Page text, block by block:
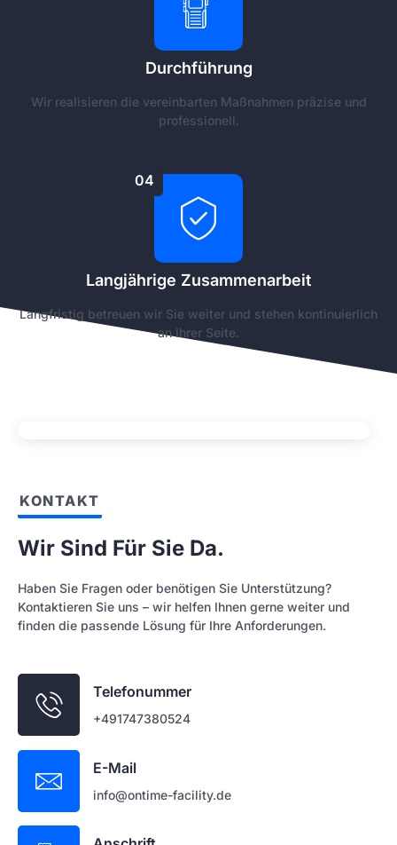
Durchführung
Wir realisieren die vereinbarten Maßnahmen präzise und
professionell.
04
Langjährige Zusammenarbeit
Langfristig betreuen wir Sie weiter und stehen kontinuierlich
an Ihrer Seite.
KONTAKT
Wir Sind Für Sie Da.
Haben Sie Fragen oder benötigen Sie Unterstützung?
Kontaktieren Sie uns – wir helfen Ihnen gerne weiter und
finden die passende Lösung für Ihre Anforderungen.
Telefonummer
+491747380524
E-Mail
info@ontime-facility.de